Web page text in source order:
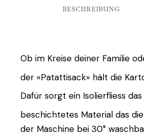
BESCHREIBUNG
Ob im Kreise deiner Familie
der «Patattisack» hält die
Dafür sorgt ein Isolierfliess
beschichtetes Material das
der Maschine bei 30°